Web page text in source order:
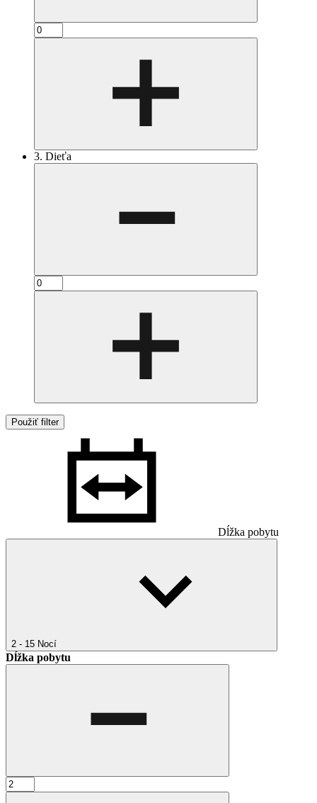
3. Dieťa
Použiť filter
Dĺžka pobytu
2 - 15 Nocí
Dĺžka pobytu